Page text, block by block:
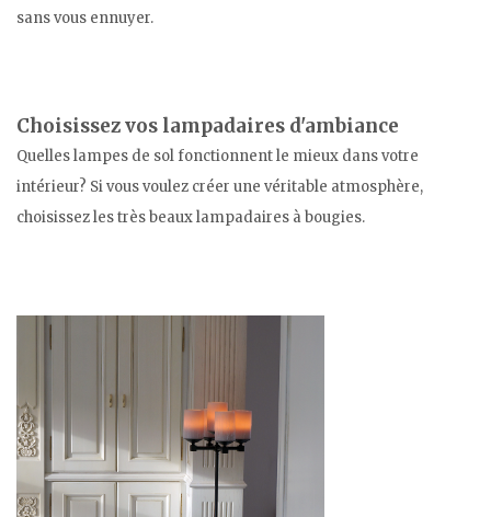
sans vous ennuyer.
Choisissez vos lampadaires d'ambiance
Quelles lampes de sol fonctionnent le mieux dans votre
intérieur? Si vous voulez créer une véritable atmosphère,
choisissez les très beaux lampadaires à bougies.